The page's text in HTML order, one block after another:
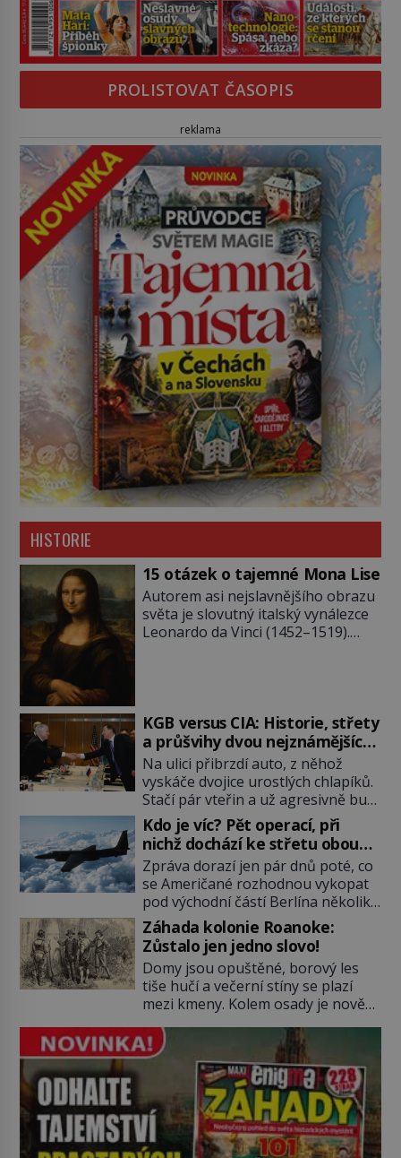
PROLISTOVAT ČASOPIS
reklama
HISTORIE
15 otázek o tajemné Mona Lise
Autorem asi nejslavnějšího obrazu
světa je slovutný italský vynálezce
Leonardo da Vinci (1452–1519).
pověsil Napoleon? Samotný císař
Napoleon Bonaparte (1769–1821)
má pro malbu slabost, a tak si ji
ještě jako první konzul přemístí do
své ložnice v Tuilerisjkém […]
KGB versus CIA: Historie, střety
a průšvihy dvou nejznámějších
tajných služeb historie
Na ulici přibrzdí auto, z něhož
vyskáče dvojice urostlých chlapíků.
Stačí pár vteřin a už agresivně buší
na dveře. O další okamžik později
vlečou nebožáka do auta, a pak už
ho nikdy nikdo nespatří. Dostal se
totiž do rukou všemocné KGB. Jako
sourozenci, kteří si nemohou přijít
na jméno. Neustále se předhání v
plánování sabotáží, […]
Kdo je víc? Pět operací, při
nichž dochází ke střetu obou
tajných služeb
Zpráva dorazí jen pár dnů poté, co
se Američané rozhodnou vykopat
pod východní částí Berlína několik
stovek metrů dlouhý tunel. Sověti
na sobě nenechají nic znát a
nechají nepřítele, aby si myslel, že
je přechytračil. Cennou informaci
jim dodá jeden z agentů. Oba
tábory jsou zvyklé působit v pozadí
a podle situace tlačit, jak oni […]
Záhada kolonie Roanoke:
Zůstalo jen jedno slovo!
Domy jsou opuštěné, borový les
tiše hučí a večerní stíny se plazí
mezi kmeny. Kolem osady je nově
nejspíš nedokáže osadníky
zachránit. Muži, ženy, děti – všichni
jsou pryč. Nadobro a navždycky!
Kapitán John White (asi 1539–1593)
v srpnu 1587 naposledy zamává
své právě narozené vnučce a
vstoupí na palubu. Nechce […]